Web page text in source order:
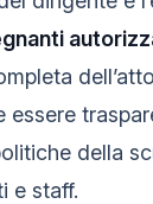
essere
della
e staff.